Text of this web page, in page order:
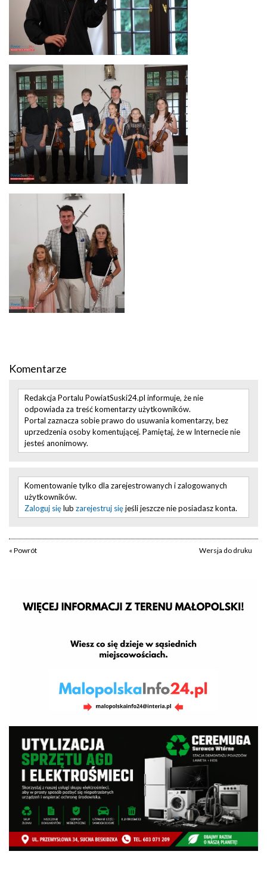
Komentarze
Redakcja Portalu PowiatSuski24.pl informuje, że nie
odpowiada za treść komentarzy użytkowników.
Portal zaznacza sobie prawo do usuwania komentarzy, bez
uprzedzenia osoby komentującej. Pamiętaj, że w Internecie nie
jesteś anonimowy.
Komentowanie tylko dla zarejestrowanych i zalogowanych
użytkowników.
Zaloguj sięlub zarejestruj sięjeśli jeszcze nie posiadasz konta.
« Powrót Wersja do druku